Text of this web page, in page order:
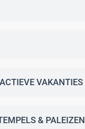
VAKANTIES
& PALEIZEN